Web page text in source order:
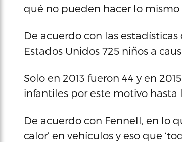
qué no pueden hacer lo mismo
De acuerdo con las estadísticas
Estados Unidos 725 niños a
Solo en 2013 fueron 44 y en
infantiles por este motivo hasta
De acuerdo con Fennell, en lo
calor’ en vehículos y eso que